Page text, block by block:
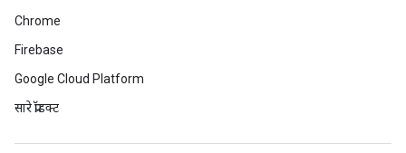
Chrome
Firebase
Google Cloud Platform
सारे प्रॉडक्ट